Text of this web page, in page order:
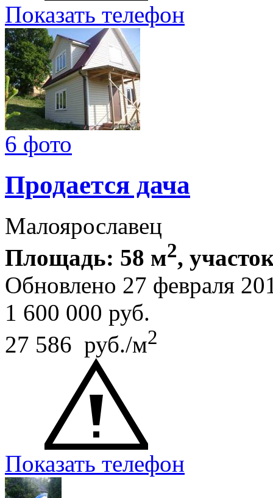
Показать телефон
6 фото
Продается дача
Малоярославец
Площадь: 58 м2,
Обновлено 27 февраля
1 600 000 руб.
27 586 руб./м2
Показать телефон